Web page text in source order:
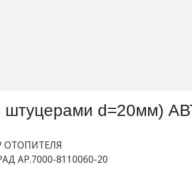
d=20мм)
ОТОПИТЕЛЯ
AP.7000-8110060-20